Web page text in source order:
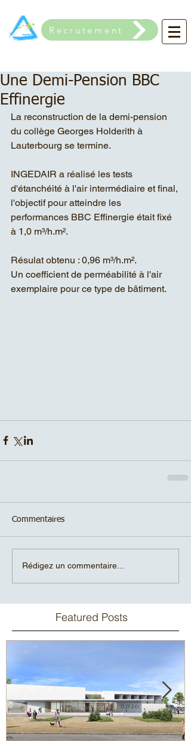
Recrutement
Une Demi-Pension BBC
Effinergie
La reconstruction de la demi-pension
du collège Georges Holderith à
Lauterbourg se termine.
INGEDAIR a réalisé les tests
d'étanchéité à l'air intermédiaire et final,
l'objectif pour atteindre les
performances BBC Effinergie était fixé
à 1,0 m³/h.m².
Résulat obtenu : 0,96 m³/h.m².
Un coefficient de perméabilité à l'air
exemplaire pour ce type de bâtiment.
Commentaires
Rédigez un commentaire...
Featured Posts